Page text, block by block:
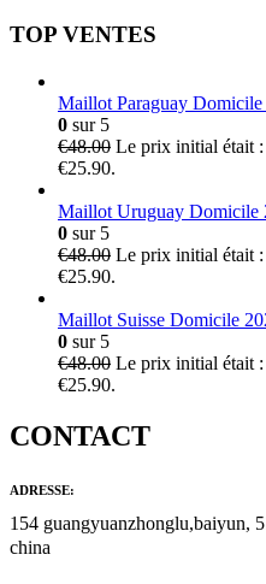
TOP VENTES
Maillot Paraguay
0 sur 5
€48.00 Le prix initial était :
€25.90.
Maillot Uruguay Domicile
0 sur 5
€48.00 Le prix initial était :
€25.90.
Maillot Suisse Domicile
0 sur 5
€48.00 Le prix initial était :
€25.90.
CONTACT
ADRESSE:
154 guangyuanzhonglu,baiyun,
china